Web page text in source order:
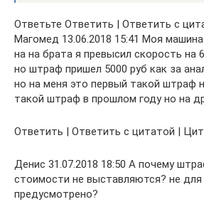
Ответьте Ответить | Ответить с
Магомед 13.06.2018 15:41 Моя машина
на на брата я превысил скорость на
но штраф пришел 5000 руб как за
но на меня это первый такой штраф
такой штраф в прошлом году но на
Ответить | Ответить с цитатой |
Денис 31.07.2018 18:50 А почему
стоимости не выставляются? не для
предусмотрено?